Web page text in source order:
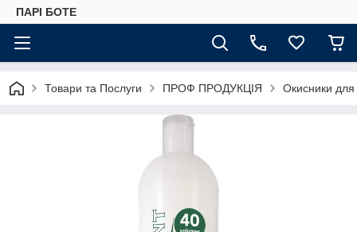
ПАРІ БОТЕ
Товари та Послуги ПРОФ ПРОДУКЦІЯ Окисники